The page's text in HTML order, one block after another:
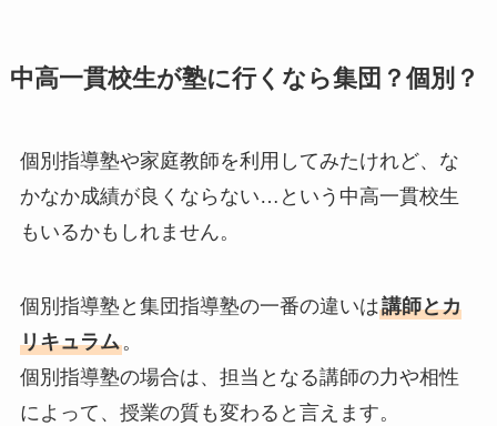
中高一貫校生が塾に行くなら集団？個別？
個別指導塾や家庭教師を利用してみたけれど、な
かなか成績が良くならない…という中高一貫校生
もいるかもしれません。
個別指導塾と集団指導塾の一番の違いは講師とカ
リキュラム。
個別指導塾の場合は、担当となる講師の力や相性
によって、授業の質も変わると言えます。